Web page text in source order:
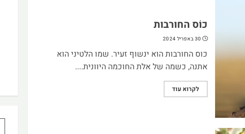
כוֹס החורבות
30 באפריל 2024
כוס החורבות הוא ינשוף זעיר. שמו הלטיני הוא
אתנה, כשמה של אלת החוכמה היוונית....
לקרוא עוד